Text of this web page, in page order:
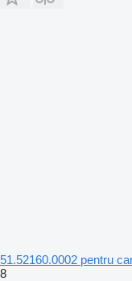
51.52160.0002 pentru
8